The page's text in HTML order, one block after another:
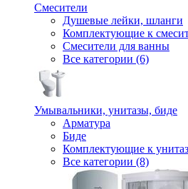
Смесители
Душевые лейки, шланги
Комплектующие к
Смесители для ванны
Все категории (6)
Умывальники, унитазы, биде
Арматура
Биде
Комплектующие к
Все категории (8)